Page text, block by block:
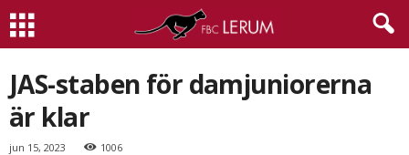
JAS-staben för damjuniorerna
är klar
jun 15, 2023 1006